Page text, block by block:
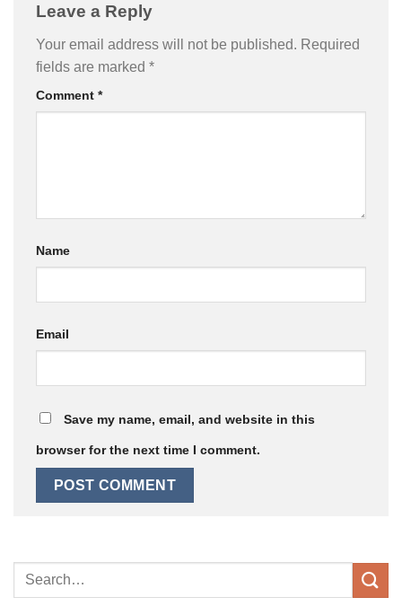
Leave a Reply
Your email address will not be published. Required
fields are marked *
Comment *
Name
Email
Save my name, email, and website in this
browser for the next time I comment.